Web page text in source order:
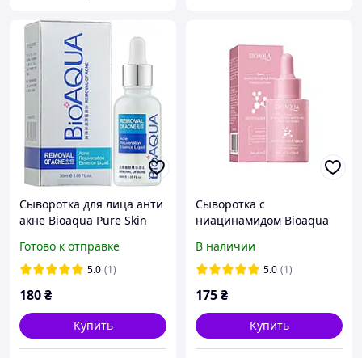
Сыворотка для лица анти
акне Bioaqua Pure Skin
Solution 30 ml
Готово к отправке
5.0 (1)
180₴
Купить
Сыворотка с
ниацинамидом Bioaqua
В наличии
5.0 (1)
175₴
Купить